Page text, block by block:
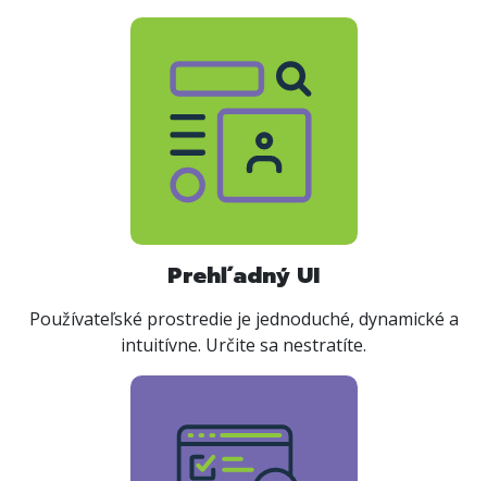
Prehľadný UI
Používateľské prostredie je jednoduché, dynamické a
intuitívne. Určite sa nestratíte.